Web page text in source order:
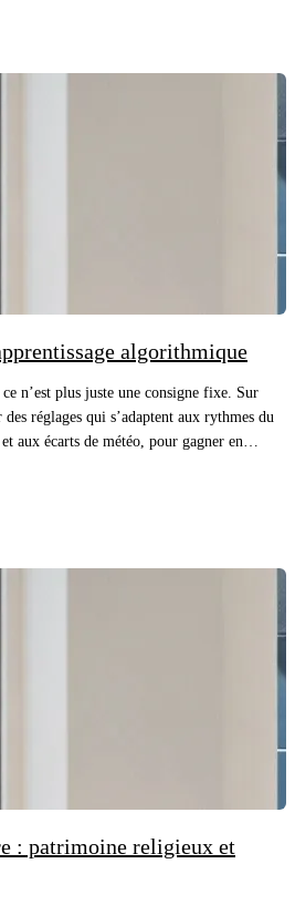
algorithmique
n’est plus juste une consigne fixe. Sur
réglages qui s’adaptent aux rythmes du
aux écarts de météo, pour gagner en
évitez les promesses floues, vous posez les
: patrimoine religieux et